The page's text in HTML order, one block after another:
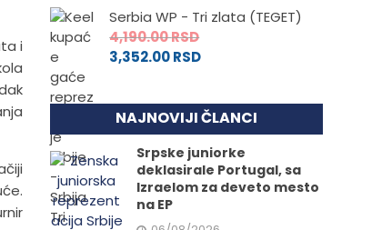
i
Serbia WP - Tri zlata (TEGET)
4,190.00RSD
3,352.00RSD
NAJNOVIJI ČLANCI
Srpske juniorke
deklasirale Portugal, sa
Izraelom za deveto mesto
na EP